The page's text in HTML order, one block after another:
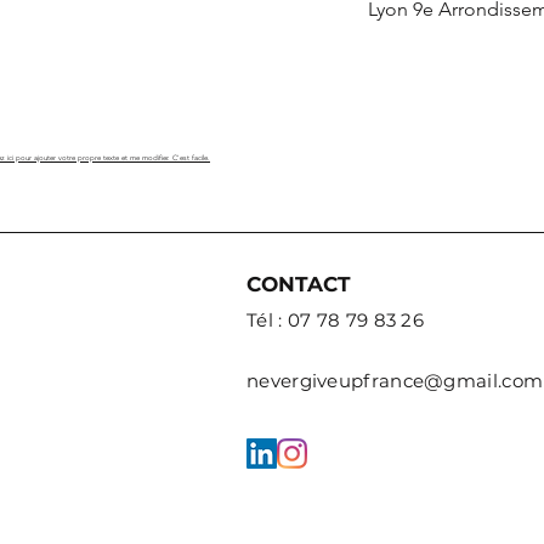
Lyon 9e
ici pour ajouter votre propre texte et me modifier. C'est facile.
CONTACT
Tél : 07 78 79 83 26
nevergiveupfrance@gmail.com